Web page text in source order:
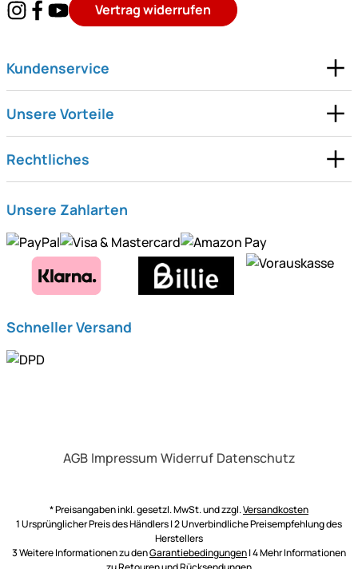
Vertrag widerrufen
Kundenservice
Unsere Vorteile
Rechtliches
Unsere Zahlarten
Schneller Versand
AGB Impressum Widerruf Datenschutz
* Preisangaben inkl. gesetzl. MwSt. und zzgl.Versandkosten
1 Ursprünglicher Preis des Händlers | 2 Unverbindliche Preisempfehlung des
Herstellers
3 Weitere Informationen zu denGarantiebedingungen| 4 Mehr Informationen